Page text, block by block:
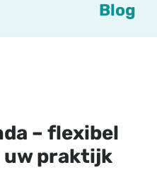
Blog
– flexibel
uw praktijk